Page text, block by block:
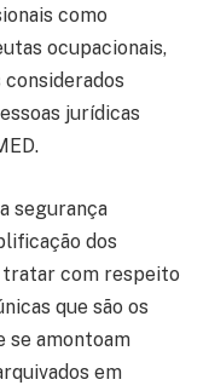
como
ocupacionais,
jurídicas
segurança
dos
tratar com respeito
que são os
se amontoam
em